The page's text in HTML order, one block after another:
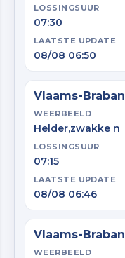
LOSSINGSUUR
07:30
LAATSTE UPDATE
08/08 06:50
Vlaams-
WEERBEELD
Helder,zwakke n
LOSSINGSUUR
07:15
LAATSTE UPDATE
08/08 06:46
Vlaams-
WEERBEELD